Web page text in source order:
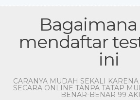
Bagaimana
mendaftar
ini
CARANYA MUDAH SEKALI
SECARA ONLINE TANPA TATAP
BENAR-BENAR 99